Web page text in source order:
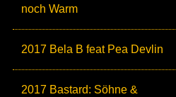
noch Warm
2017 Bela B feat Pea Devlin
2017 Bastard: Söhne &